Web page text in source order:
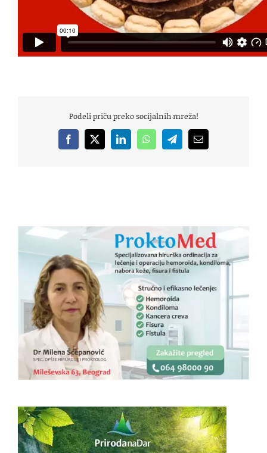
Podeli priču preko socijalnih mreža!
Facebook
X LinkedInWhatsAppTelegramEmail